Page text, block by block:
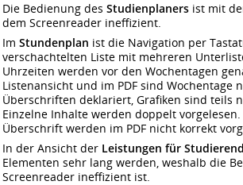
Die Bedienung des Studienplaners ist mit
dem Screenreader ineffizient.
Im Stundenplan ist die Navigation per
verschachtelten Liste mit mehreren
Uhrzeiten werden vor den Wochentagen
Listenansicht und im PDF sind Wochentage
Überschriften deklariert, Grafiken sind teils
Einzelne Inhalte werden doppelt
Überschrift werden im PDF nicht korrekt
In der Ansicht der Leistungen für
Elementen sehr lang werden, weshalb die
Screenreader ineffizient ist.